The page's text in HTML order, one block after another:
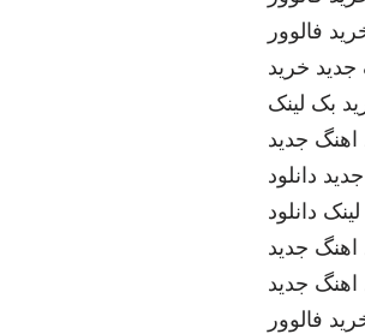
فالوور
جدید خرید
بک لینک
اهنگ جدید
دانلود
دانلود
اهنگ جدید
اهنگ جدید
فالوور